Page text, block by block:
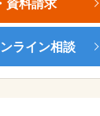
資料請求
ライン相談